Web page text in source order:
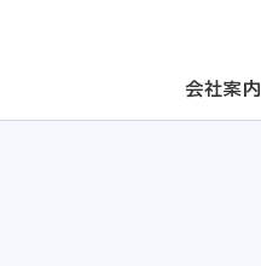
会社案内